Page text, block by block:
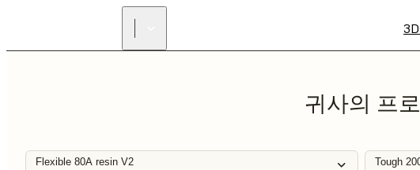
귀사의 프
Flexible 80A resin V2 Tough